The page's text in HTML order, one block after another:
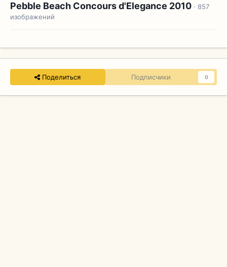
Pebble Beach Concours d'Elegance 2010 · 857
изображений
Поделиться Подписчики 0